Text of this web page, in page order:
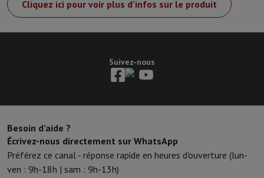
Cliquez ici pour voir plus d'infos sur le produit
Suivez-nous
Besoin d’aide ?
Écrivez-nous directement sur WhatsApp
Préférez ce canal - réponse rapide en heures d'ouverture (lun-
ven : 9h-18h | sam : 9h-13h)